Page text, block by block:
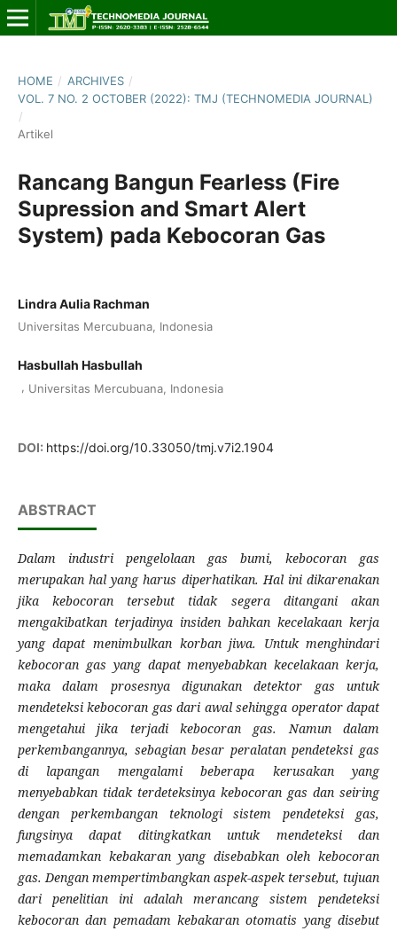
HOME / ARCHIVES /
VOL. 7 NO. 2 OCTOBER (2022): TMJ (TECHNOMEDIA JOURNAL)
/
Artikel
Rancang Bangun Fearless (Fire
Supression and Smart Alert
System) pada Kebocoran Gas
Lindra Aulia Rachman
Universitas Mercubuana, Indonesia
Hasbullah Hasbullah
, Universitas Mercubuana, Indonesia
DOI: https://doi.org/10.33050/tmj.v7i2.1904
ABSTRACT
Dalam industri pengelolaan gas bumi, kebocoran gas
merupakan hal yang harus diperhatikan. Hal ini dikarenakan
jika kebocoran tersebut tidak segera ditangani akan
mengakibatkan terjadinya insiden bahkan kecelakaan kerja
yang dapat menimbulkan korban jiwa. Untuk menghindari
kebocoran gas yang dapat menyebabkan kecelakaan kerja,
maka dalam prosesnya digunakan detektor gas untuk
mendeteksi kebocoran gas dari awal sehingga operator dapat
mengetahui jika terjadi kebocoran gas. Namun dalam
perkembangannya, sebagian besar peralatan pendeteksi gas
di lapangan mengalami beberapa kerusakan yang
menyebabkan tidak terdeteksinya kebocoran gas dan seiring
dengan perkembangan teknologi sistem pendeteksi gas,
fungsinya dapat ditingkatkan untuk mendeteksi dan
memadamkan kebakaran yang disebabkan oleh kebocoran
gas. Dengan mempertimbangkan aspek-aspek tersebut, tujuan
dari penelitian ini adalah merancang sistem pendeteksi
kebocoran dan pemadam kebakaran otomatis yang disebut